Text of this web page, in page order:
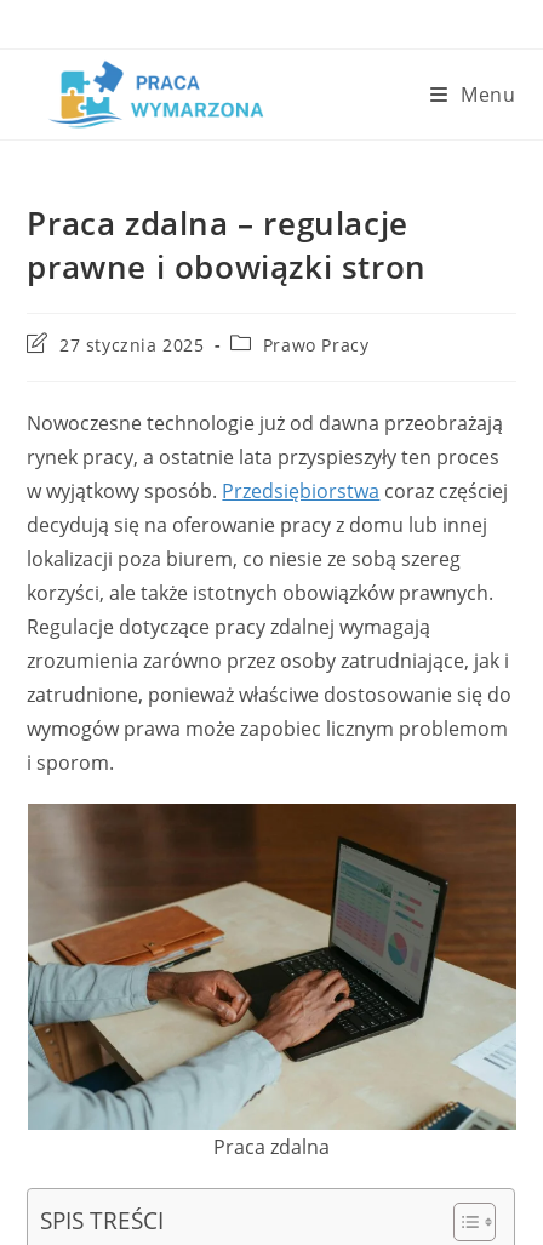
Menu
Praca zdalna – regulacje
prawne i obowiązki stron
Post27 stycznia 2025
PostPrawo Pracy
Nowoczesne technologie już od dawna przeobrażają
rynek pracy, a ostatnie lata przyspieszyły ten proces
w wyjątkowy sposób. Przedsiębiorstwa coraz częściej
decydują się na oferowanie pracy z domu lub innej
lokalizacji poza biurem, co niesie ze sobą szereg
korzyści, ale także istotnych obowiązków prawnych.
Regulacje dotyczące pracy zdalnej wymagają
zrozumienia zarówno przez osoby zatrudniające, jak i
zatrudnione, ponieważ właściwe dostosowanie się do
wymogów prawa może zapobiec licznym problemom
i sporom.
Praca zdalna
SPIS TREŚCI